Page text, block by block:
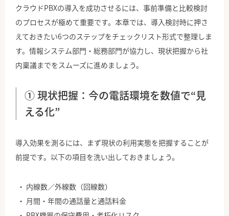
クラウドPBXの導入を成功させるには、事前準備と比較検討
のプロセスが極めて重要です。本章では、導入検討時に押さ
えておきたい6つのステップをチェックリスト形式で整理しま
す。情報システム部門・総務部門が協力し、現状把握から社
内稟議までをスムーズに進めましょう。
① 現状把握：今の電話環境を数値で“見
える化”
導入効果を測るには、まず現状の利用実態を把握することが
前提です。以下の項目を洗い出しておきましょう。
内線数／外線数（回線数）
月間・年間の通話量と通話料金